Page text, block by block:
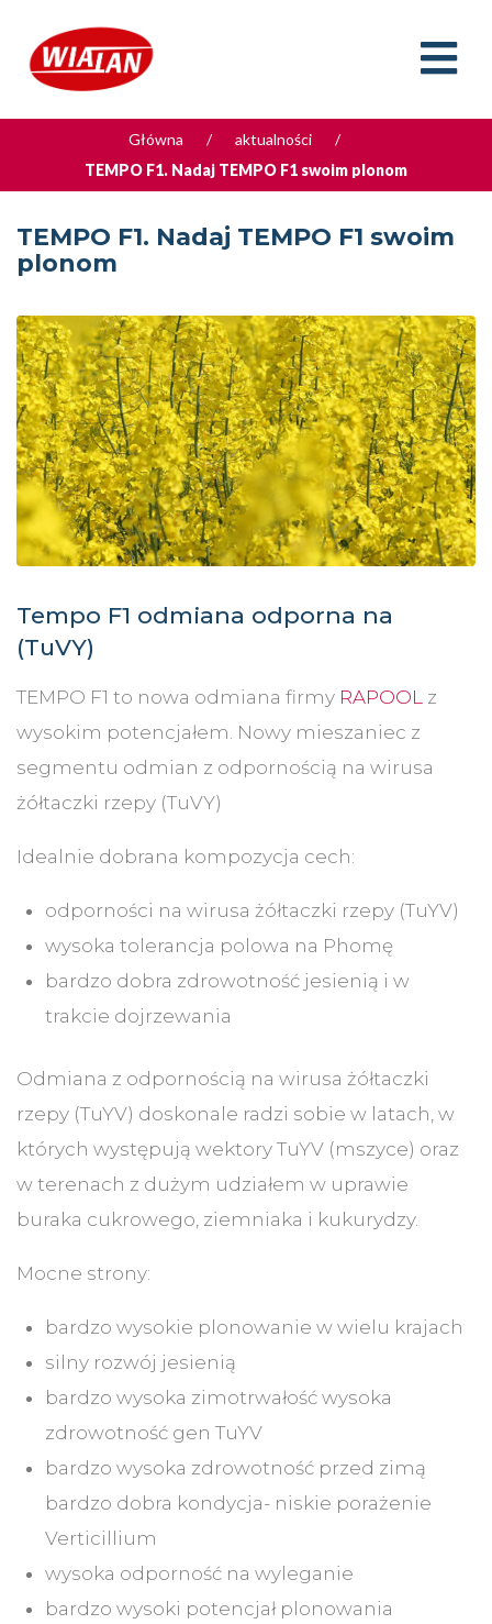
Główna / aktualności
/
TEMPO F1. Nadaj TEMPO F1 swoim plonom
TEMPO F1. Nadaj TEMPO F1 swoim
plonom
Tempo F1 odmiana odporna na
(TuVY)
TEMPO F1 to nowa odmiana firmy RAPOOL z
wysokim potencjałem. Nowy mieszaniec z
segmentu odmian z odpornością na wirusa
żółtaczki rzepy (TuVY)
Idealnie dobrana kompozycja cech:
odporności na wirusa żółtaczki rzepy (TuYV)
wysoka tolerancja polowa na Phomę
bardzo dobra zdrowotność jesienią i w
trakcie dojrzewania
Odmiana z odpornością na wirusa żółtaczki
rzepy (TuYV) doskonale radzi sobie w latach, w
których występują wektory TuYV (mszyce) oraz
w terenach z dużym udziałem w uprawie
buraka cukrowego, ziemniaka i kukurydzy.
Mocne strony:
bardzo wysokie plonowanie w wielu krajach
silny rozwój jesienią
bardzo wysoka zimotrwałość wysoka
zdrowotność gen TuYV
bardzo wysoka zdrowotność przed zimą
bardzo dobra kondycja- niskie porażenie
Verticillium
wysoka odporność na wyleganie
bardzo wysoki potencjał plonowania